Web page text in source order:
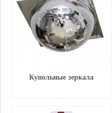
Купольные зеркала